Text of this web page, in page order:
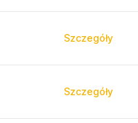
Szczegóły
Szczegóły